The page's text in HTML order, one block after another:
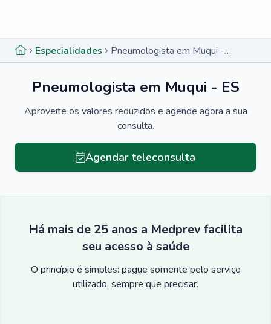
Especialidades Pneumologista em Muqui - ES
Pneumologista em Muqui - ES
Aproveite os valores reduzidos e agende agora a sua
consulta.
Agendar teleconsulta
Há mais de 25 anos a Medprev facilita
seu acesso à saúde
O princípio é simples: pague somente pelo serviço
utilizado, sempre que precisar.